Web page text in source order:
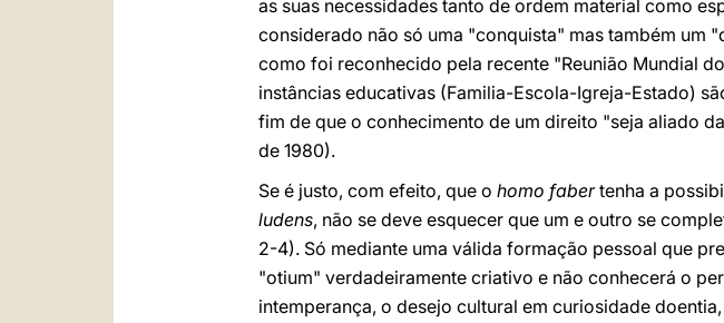
as suas necessidades tanto de ordem material como
considerado não só uma "conquista" mas também um
como foi reconhecido pela recente "Reunião Mundial
instâncias educativas (Familia-Escola-Igreja-Estado)
fim de que o conhecimento de um direito "seja aliado
de 1980).
Se é justo, com efeito, que o homo fabertenha a
ludens, não se deve esquecer que um e outro se
2-4). Só mediante uma válida formação pessoal que
"otium" verdadeiramente criativo e não conhecerá o
intemperança, o desejo cultural em curiosidade